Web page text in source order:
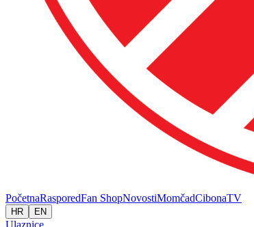
PočetnaRasporedFan ShopNovostiMomčadCibonaTV
HR EN
Ulaznice